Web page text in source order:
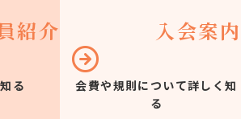
紹介
る
入会案内
会費や規則について詳しく知
る